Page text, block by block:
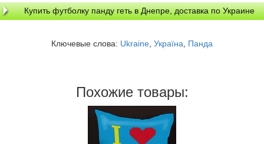
Купить футболку панду геть в Днепре, доставка по Украине
Ключевые слова: Ukraine, Україна, Панда
Похожие товары: